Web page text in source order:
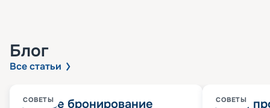
Блог
Все статьи
СОВЕТЫ
Раннее бронирование
СОВЕТЫ
Китай